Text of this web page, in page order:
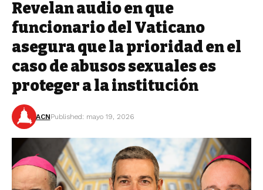
Revelan audio en que
funcionario del Vaticano
asegura que la prioridad en el
caso de abusos sexuales es
proteger a la institución
ACNPublished: mayo 19, 2026